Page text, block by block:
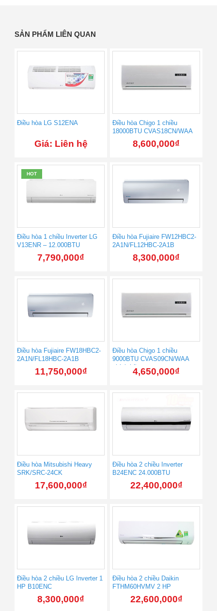
SẢN PHẨM LIÊN QUAN
Điều hòa LG S12ENA
Giá: Liên hệ
Điều hòa Chigo 1 chiều
18000BTU CVAS18CN/WAA
8,600,000₫
HOT
Điều hòa 1 chiều Inverter LG
V13ENR – 12.000BTU
7,790,000₫
Điều hòa Fujiaire FW12HBC2-
2A1N/FL12HBC-2A1B
8,300,000₫
Điều hòa Fujiaire FW18HBC2-
2A1N/FL18HBC-2A1B
11,750,000₫
Điều hòa Chigo 1 chiều
9000BTU CVAS09CN/WAA
chính hãng4,650,000₫
Điều hòa Mitsubishi Heavy
SRK/SRC-24CK
17,600,000₫
Điều hòa 2 chiều Inverter
B24ENC 24.000BTU
22,400,000₫
Điều hòa 2 chiều LG Inverter 1
HP B10ENC
8,300,000₫
Điều hòa 2 chiều Daikin
FTHM60HVMV 2 HP
22,600,000₫